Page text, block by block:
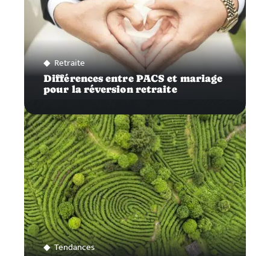
Retraite
Différences entre PACS et mariage
pour la réversion retraite
Tendances